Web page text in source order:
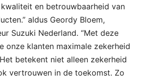
en betrouwbaarheid van
aldus Geordy Bloem,
Suzuki Nederland. “Met deze
onze klanten maximale zekerheid
betekent niet alleen zekerheid
vertrouwen in de toekomst. Zo